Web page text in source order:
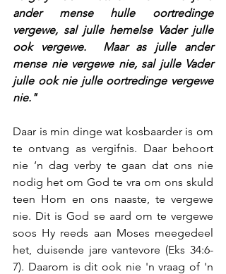
ander mense hulle oortredinge
vergewe, sal julle hemelse Vader julle
ook vergewe.  Maar as julle ander
mense nie vergewe nie, sal julle Vader
julle ook nie julle oortredinge vergewe
nie."
Daar is min dinge wat kosbaarder is om
te ontvang as vergifnis. Daar behoort
nie ‘n dag verby te gaan dat ons nie
nodig het om God te vra om ons skuld
teen Hom en ons naaste, te vergewe
nie. Dit is God se aard om te vergewe
soos Hy reeds aan Moses meegedeel
het, duisende jare vantevore (Eks 34:6-
7). Daarom is dit ook nie 'n vraag of 'n